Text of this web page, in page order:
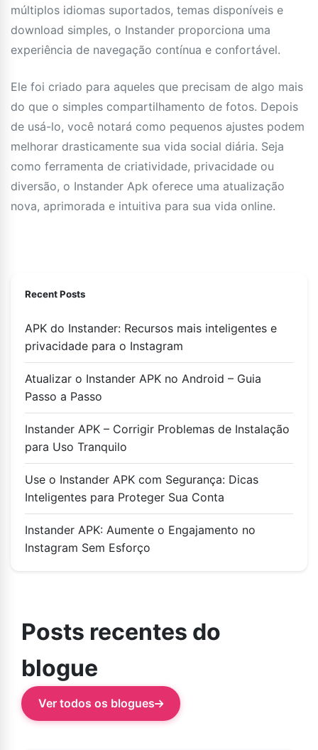
múltiplos idiomas suportados, temas disponíveis e
download simples, o Instander proporciona uma
experiência de navegação contínua e confortável.
Ele foi criado para aqueles que precisam de algo mais
do que o simples compartilhamento de fotos. Depois
de usá-lo, você notará como pequenos ajustes podem
melhorar drasticamente sua vida social diária. Seja
como ferramenta de criatividade, privacidade ou
diversão, o Instander Apk oferece uma atualização
nova, aprimorada e intuitiva para sua vida online.
Recent Posts
APK do Instander: Recursos mais inteligentes e
privacidade para o Instagram
Atualizar o Instander APK no Android – Guia
Passo a Passo
Instander APK – Corrigir Problemas de Instalação
para Uso Tranquilo
Use o Instander APK com Segurança: Dicas
Inteligentes para Proteger Sua Conta
Instander APK: Aumente o Engajamento no
Instagram Sem Esforço
Posts recentes do
blogue
Ver todos os blogues